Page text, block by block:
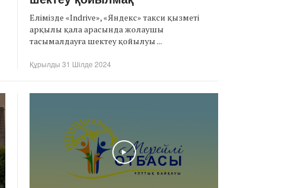
Елімізде «Indrive», «Яндекс» такси қызметі
арқылы қала арасында жолаушы
тасымалдауға шектеу қойылуы ...
Құрылды 31 Шілде 2024
Play